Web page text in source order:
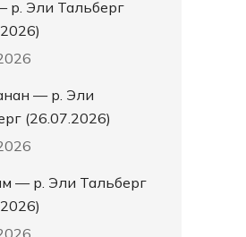
р. Эли Тальберг
— р. Эли
(26.07.2026)
— р. Эли Тальберг